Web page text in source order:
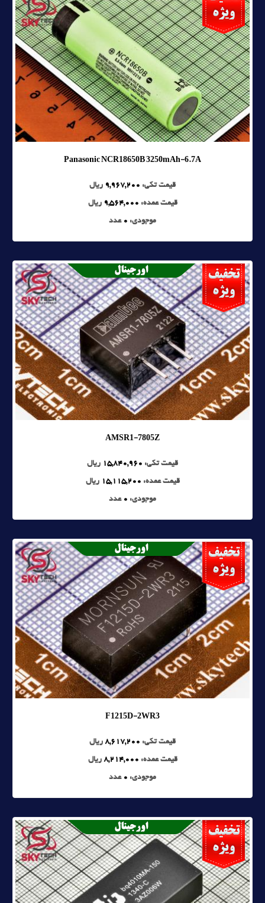
Panasonic NCR18650B 3250mAh-6.7A
قیمت تکی: 9,967,200 ریال
قیمت عمده: 9,564,000 ریال
موجودی: 0 عدد
AMSR1-7805Z
قیمت تکی: 15,840,960 ریال
قیمت عمده: 15,115,200 ریال
موجودی: 0 عدد
F1215D-2WR3
قیمت تکی: 8,617,200 ریال
قیمت عمده: 8,214,000 ریال
موجودی: 0 عدد